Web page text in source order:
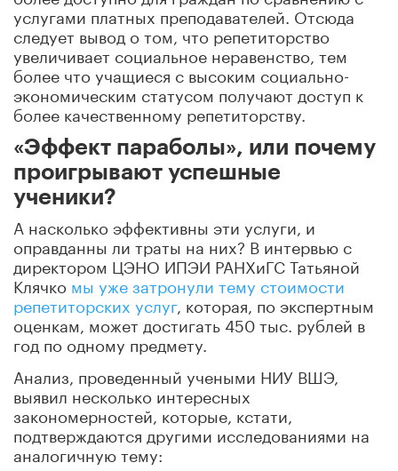
услугами платных преподавателей. Отсюда
следует вывод о том, что репетиторство
увеличивает социальное неравенство, тем
более что учащиеся с высоким социально-
экономическим статусом получают доступ к
более качественному репетиторству.
«Эффект параболы», или почему
проигрывают успешные
ученики?
А насколько эффективны эти услуги, и
оправданны ли траты на них? В интервью с
директором ЦЭНО ИПЭИ РАНХиГС Татьяной
Клячко мы уже затронули тему стоимости
репетиторских услуг, которая, по экспертным
оценкам, может достигать 450 тыс. рублей в
год по одному предмету.
Анализ, проведенный учеными НИУ ВШЭ,
выявил несколько интересных
закономерностей, которые, кстати,
подтверждаются другими исследованиями на
аналогичную тему: